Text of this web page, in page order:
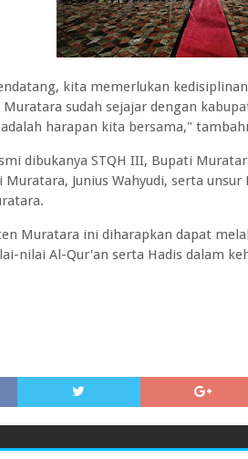
kita memerlukan
sudah sejajar dengan
harapan kita bersama,"
dibukanya STQH III, Bupati
Junius Wahyudi, serta
Muratara ini diharapkan dapat
nilai Al-Qur'an serta Hadis dalam